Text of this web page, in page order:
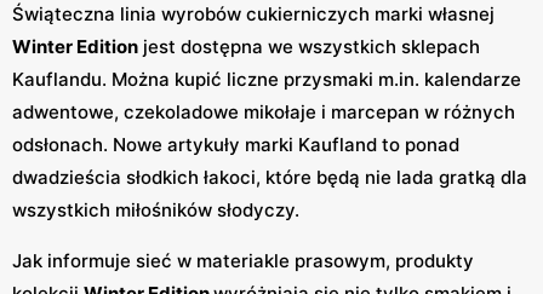
Świąteczna linia wyrobów cukierniczych marki własnej
Winter Edition jest dostępna we wszystkich sklepach
Kauflandu. Można kupić liczne przysmaki m.in. kalendarze
adwentowe, czekoladowe mikołaje i marcepan w różnych
odsłonach. Nowe artykuły marki Kaufland to ponad
dwadzieścia słodkich łakoci, które będą nie lada gratką dla
wszystkich miłośników słodyczy.
Jak informuje sieć w materiakle prasowym, produkty